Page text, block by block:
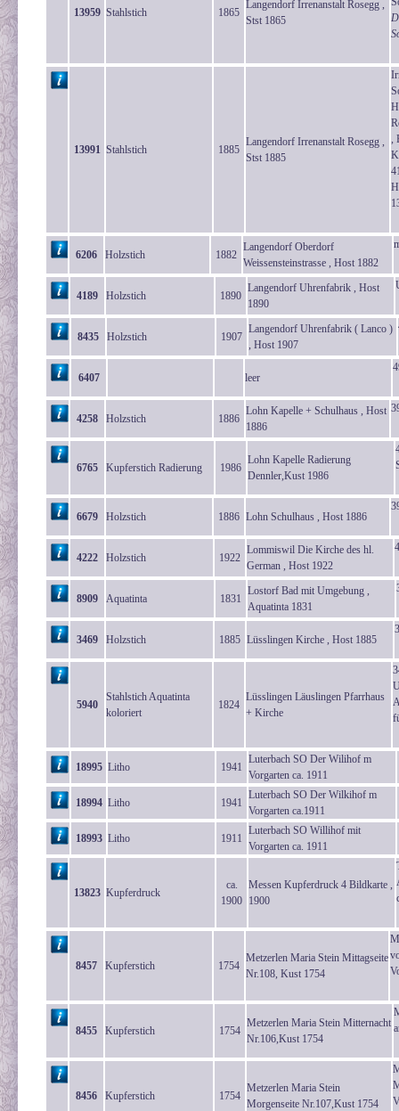
13959 Stahlstich 1865
Langendorf Irrenanstalt Rosegg ,
Stst 1865
13991 Stahlstich 1885
Langendorf Irrenanstalt Rosegg ,
Stst 1885
,
6206 Holzstich 1882
Langendorf Oberdorf
Weissensteinstrasse , Host 1882
4189 Holzstich 1890
Langendorf Uhrenfabrik , Host
1890
8435 Holzstich 1907
Langendorf Uhrenfabrik ( Lanco )
, Host 1907
6407 leer
4258 Holzstich 1886
Lohn Kapelle + Schulhaus , Host
1886
6765 Kupferstich Radierung 1986
Lohn Kapelle Radierung
Dennler,Kust 1986
6679 Holzstich 1886 Lohn Schulhaus , Host 1886
4222 Holzstich 1922
Lommiswil Die Kirche des hl.
German , Host 1922
8909 Aquatinta 1831
Lostorf Bad mit Umgebung ,
Aquatinta 1831
3469 Holzstich 1885 Lüsslingen Kirche , Host 1885
5940
Stahlstich Aquatinta
koloriert
1824
Lüsslingen Läuslingen Pfarrhaus
+ Kirche
18995 Litho 1941
Luterbach SO Der Wilihof m
Vorgarten ca. 1911
18994 Litho 1941
Luterbach SO Der Wilkihof m
Vorgarten ca.1911
18993 Litho 1911
Luterbach SO Willihof mit
Vorgarten ca. 1911
13823 Kupferdruck
ca.
1900
Messen Kupferdruck 4 Bildkarte ,
1900
8457 Kupferstich 1754
Metzerlen Maria Stein Mittagseite
Nr.108, Kust 1754
8455 Kupferstich 1754
Metzerlen Maria Stein Mitternacht
Nr.106,Kust 1754
8456 Kupferstich 1754
Metzerlen Maria Stein
Morgenseite Nr.107,Kust 1754